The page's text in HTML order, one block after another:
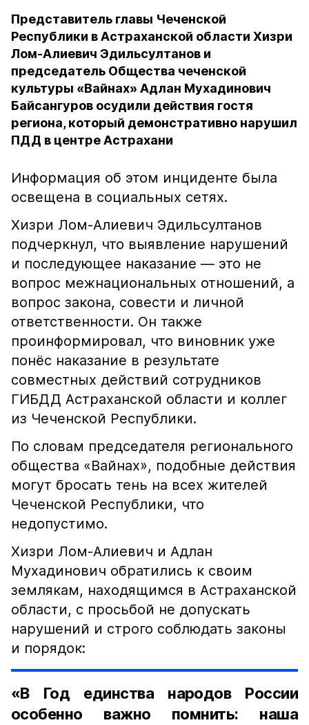
Представитель главы Чеченской
Республики в Астраханской области Хизри
Лом-Алиевич Эдильсултанов и
председатель Общества чеченской
культуры «Вайнах» Адлан Мухадинович
Байсангуров осудили действия гостя
региона, который демонстративно нарушил
ПДД в центре Астрахани
Информация об этом инциденте была
освещена в социальных сетях.
Хизри Лом-Алиевич Эдильсултанов
подчеркнул, что выявление нарушений
и последующее наказание — это не
вопрос межнациональных отношений, а
вопрос закона, совести и личной
ответственности. Он также
проинформировал, что виновник уже
понёс наказание в результате
совместных действий сотрудников
ГИБДД Астраханской области и коллег
из Чеченской Республики.
По словам председателя регионального
общества «Вайнах», подобные действия
могут бросать тень на всех жителей
Чеченской Республики, что
недопустимо.
Хизри Лом-Алиевич и Адлан
Мухадинович обратились к своим
землякам, находящимся в Астраханской
области, с просьбой не допускать
нарушений и строго соблюдать законы
и порядок:
«В Год единства народов России
особенно важно помнить: наша